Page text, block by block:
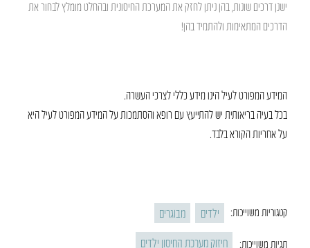
ישנן דרכים שונות, בהן ניתן לחזק את המערכת החיסונית ובהחלט מומלץ לבחור את
הדרכים המתאימות ולהתמיד בהן!
המידע המפורט לעיל הינו מידע כללי לצרכי העשרה.
בכל בעיה בריאותית יש להתייעץ עם רופא והסתמכות על המידע המפורט לעיל היא
על אחריות הקורא בלבד.
קטגוריות משוייכות: ילדים מבוגרים
תגיות משוייכות: חיזוק מערכת החיסון ילדים